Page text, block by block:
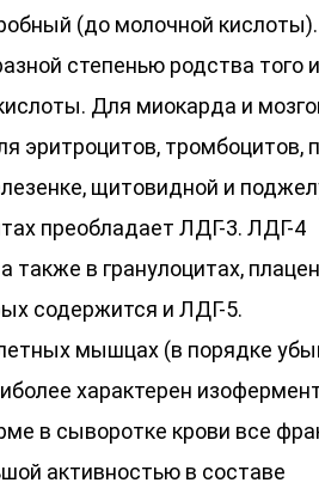
(до молочной кислоты).
степенью родства того
Для миокарда и
эритроцитов, тромбоцитов,
щитовидной и
преобладает ЛДГ-3. ЛДГ-4
также в гранулоцитах,
содержится и ЛДГ-5.
мышцах (в порядке
характерен
в сыворотке крови все
активностью в составе